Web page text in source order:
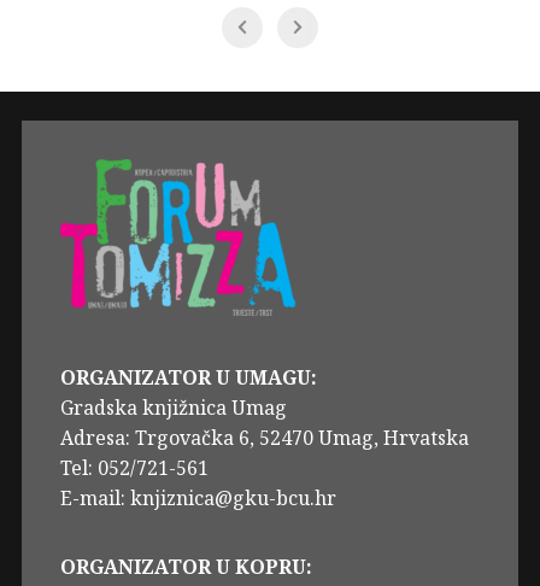
ORGANIZATOR U UMAGU:
Gradska knjižnica Umag
Adresa: Trgovačka 6, 52470 Umag, Hrvatska
Tel: 052/721-561
E-mail: knjiznica@gku-bcu.hr
ORGANIZATOR U KOPRU: